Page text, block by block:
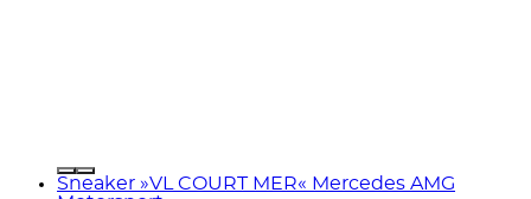
Sneaker »VL COURT MER« Mercedes AMG